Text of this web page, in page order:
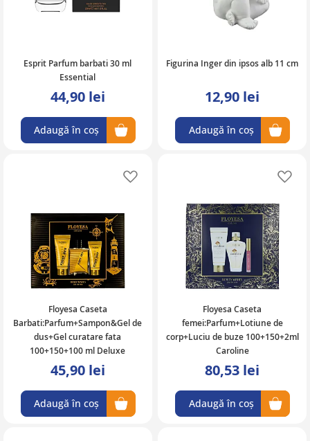
Esprit Parfum barbati 30 ml
Essential
44,90 lei
Adaugă în coș
Figurina Inger din ipsos alb 11 cm
12,90 lei
Adaugă în coș
Floyesa Caseta
Barbati:Parfum+Sampon&Gel de
dus+Gel curatare fata
100+150+100 ml Deluxe
45,90 lei
Adaugă în coș
Floyesa Caseta
femei:Parfum+Lotiune de
corp+Luciu de buze 100+150+2ml
Caroline
80,53 lei
Adaugă în coș